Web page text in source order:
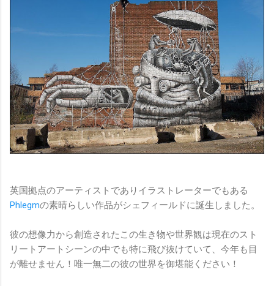
英国拠点のアーティストでありイラストレーターでもある
Phlegmの素晴らしい作品がシェフィールドに誕生しました。
彼の想像力から創造されたこの生き物や世界観は現在のスト
リートアートシーンの中でも特に飛び抜けていて、今年も目
が離せません！唯一無二の彼の世界を御堪能ください！